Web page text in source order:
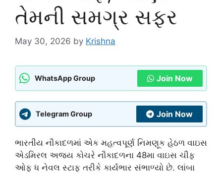
તેમની સમગ્ર સફર
May 30, 2026 by Krishna
WhatsApp Group Join Now
Telegram Group Join Now
ભારતીય નૌકાદળમાં એક મહત્વપૂર્ણ નિમણૂક હેઠળ વાઇસ
એડમિરલ અજય કોચરે નૌકાદળના 48મા વાઇસ ચીફ
ઓફ ધ નેવલ સ્ટાફ તરીકે કાર્યભાર સંભાળ્યો છે. લાંબા